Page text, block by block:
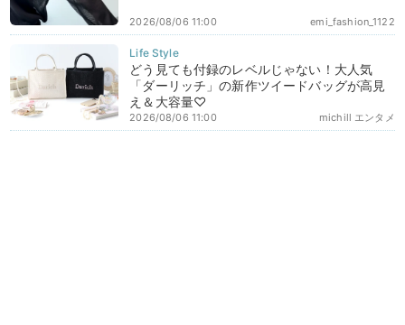
emi_fashion_1122
2026/08/06 11:00
どう見ても付録のレベルじゃない！大人気
「ダーリッチ」の新作ツイードバッグが高見
え＆大容量♡
michill エンタメ
2026/08/06 11:00